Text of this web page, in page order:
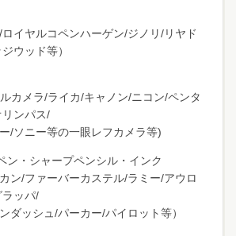
ロイヤルコペンハーゲン/ジノリ/リヤド
ウッド等）
カメラ/ライカ/キャノン/ニコン/ペンタ
ンパス/
/ソニー等の一眼レフカメラ等)
・シャープペンシル・インク
ン/ファーバーカステル/ラミー/アウロ
ッパ/
ダッシュ/パーカー/パイロット等）